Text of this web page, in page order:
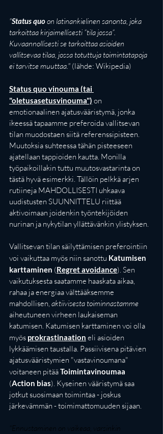
"Status quo on latinankielinen sanonta, joka
tarkoittaa kirjaimellisesti ”tila jossa”.
Kuvaannollisesti se tarkoittaa asioiden
vallitsevaa tilaa, jossa totuttuja toimintatapoja
ei tarvitse muuttaa." (lähde: Wikipedia)
Status quo vinouma (tai
"oletusasetusvinouma") on
emotionaalinen ajatusvääristymä, jonka
ikeessä tapaamme preferoida vallitsevan
tilan muodostaen siitä referenssipisteen.
Muutoksia suhteessa tähän pisteeseen
ajatellaan tappioiden kautta. Monilla
työpaikoillakin tuttu muutosvastarinta on
tästä hyvä esimerkki. Tällöin pelkkä arjen
rutiineja MAHDOLLISESTI uhkaava
uudistusten SUUNNITTELU riittää
aktivoimaan joidenkin työntekijöiden
nurinan ja nykytilan yllättävänkin ylistyksen.
Vallitsevan tilan säilyttämisen preferointiin
voi vaikuttaa myös niin sanottu Katumisen
karttaminen (Regret avoidance). Sen
vaikutuksesta saatamme haaskata aikaa,
rahaa ja energiaa välttääksemme
mahdollisen, aktiivisesta toiminnastamme
aiheutuneen virheen laukaiseman
katumisen. Katumisen karttaminen voi olla
myös prokrastinaation eli asioiden
lykkäämisen taustalla. Passiivisena pitävien
ajatusvääristymien "vastavinoumana"
voitaneen pitää Toimintavinoumaa
(Action bias). Kyseinen vääristymä saa
jotkut suosimaan toimintaa - joskus
järkevämmän - toimimattomuuden sijaan.
"Ennustaminen on vaikeaa, varsinkin